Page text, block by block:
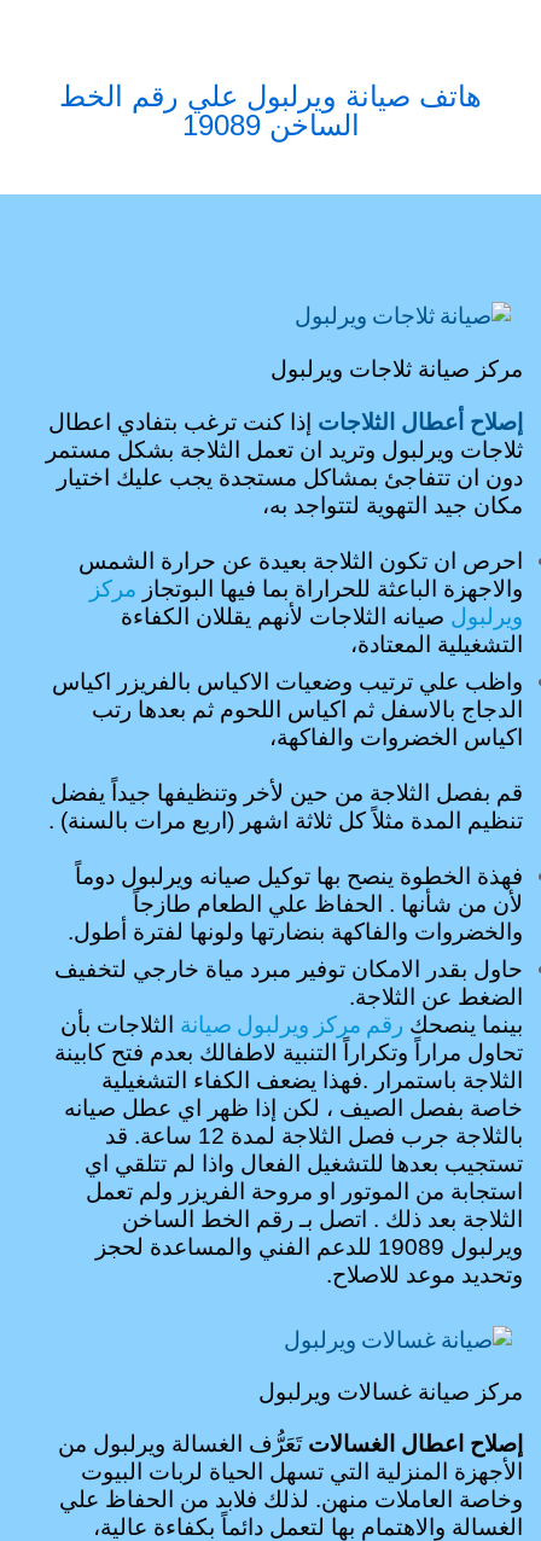
هاتف صيانة ويرلبول علي رقم الخط
الساخن 19089
مركز صيانة ثلاجات ويرلبول
إصلاح أعطال الثلاجات إذا كنت ترغب بتفادي اعطال
ثلاجات ويرلبول وتريد ان تعمل الثلاجة بشكل مستمر
دون ان تتفاجئ بمشاكل مستجدة يجب عليك اختيار
مكان جيد التهوية لتتواجد به،
احرص ان تكون الثلاجة بعيدة عن حرارة الشمس
والاجهزة الباعثة للحراراة بما فيها البوتجاز مركز
ويرلبول صيانه الثلاجات لأنهم يقللان الكفاءة
التشغيلية المعتادة،
واظب علي ترتيب وضعيات الاكياس بالفريزر اكياس
الدجاج بالاسفل ثم اكياس اللحوم ثم بعدها رتب
اكياس الخضروات والفاكهة،
قم بفصل الثلاجة من حين لأخر وتنظيفها جيداً يفضل
تنظيم المدة مثلاً كل ثلاثة اشهر (اربع مرات بالسنة) .
فهذة الخطوة ينصح بها توكيل صيانه ويرلبول دوماً
لأن من شأنها . الحفاظ علي الطعام طازجاً
والخضروات والفاكهة بنضارتها ولونها لفترة أطول.
حاول بقدر الامكان توفير مبرد مياة خارجي لتخفيف
الضغط عن الثلاجة.
بينما ينصحك رقم مركز ويرلبول صيانة الثلاجات بأن
تحاول مراراً وتكراراً التنبية لاطفالك بعدم فتح كابينة
الثلاجة باستمرار .فهذا يضعف الكفاء التشغيلية
خاصة بفصل الصيف ، لكن إذا ظهر اي عطل صيانه
بالثلاجة جرب فصل الثلاجة لمدة 12 ساعة. قد
تستجيب بعدها للتشغيل الفعال واذا لم تتلقي اي
استجابة من الموتور او مروحة الفريزر ولم تعمل
الثلاجة بعد ذلك . اتصل بـ رقم الخط الساخن
ويرلبول 19089 للدعم الفني والمساعدة لحجز
وتحديد موعد للاصلاح.
مركز صيانة غسالات ويرلبول
إصلاح اعطال الغسالاتتَعَرُّف الغسالة ويرلبول من
الأجهزة المنزلية التي تسهل الحياة لربات البيوت
وخاصة العاملات منهن. لذلك فلابد من الحفاظ علي
الغسالة والاهتمام بها لتعمل دائماً بكفاءة عالية،